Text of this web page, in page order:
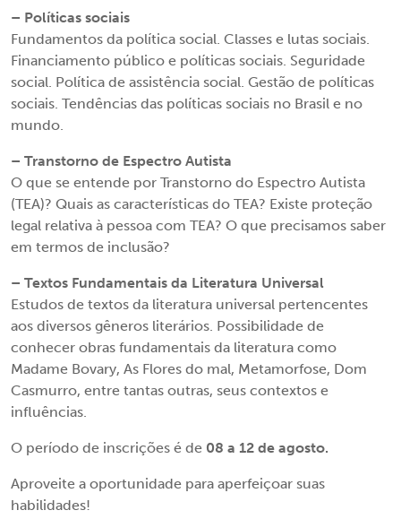
– Políticas sociais
Fundamentos da política social. Classes e lutas sociais.
Financiamento público e políticas sociais. Seguridade
social. Política de assistência social. Gestão de políticas
sociais. Tendências das políticas sociais no Brasil e no
mundo.
– Transtorno de Espectro Autista
O que se entende por Transtorno do Espectro Autista
(TEA)? Quais as características do TEA? Existe proteção
legal relativa à pessoa com TEA? O que precisamos saber
em termos de inclusão?
– Textos Fundamentais da Literatura Universal
Estudos de textos da literatura universal pertencentes
aos diversos gêneros literários. Possibilidade de
conhecer obras fundamentais da literatura como
Madame Bovary, As Flores do mal, Metamorfose, Dom
Casmurro, entre tantas outras, seus contextos e
influências.
O período de inscrições é de 08 a 12 de agosto.
Aproveite a oportunidade para aperfeiçoar suas
habilidades!